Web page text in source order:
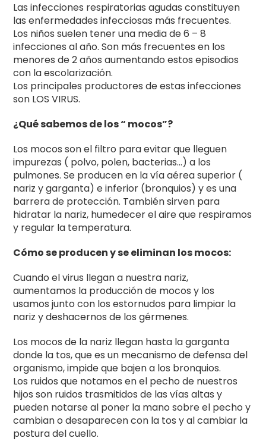
Las infecciones respiratorias agudas constituyen
las enfermedades infecciosas más frecuentes.
Los niños suelen tener una media de 6 – 8
infecciones al año. Son más frecuentes en los
menores de 2 años aumentando estos episodios
con la escolarización.
Los principales productores de estas infecciones
son LOS VIRUS.
¿Qué sabemos de los “ mocos”?
Los mocos son el filtro para evitar que lleguen
impurezas ( polvo, polen, bacterias…) a los
pulmones. Se producen en la vía aérea superior (
nariz y garganta) e inferior (bronquios) y es una
barrera de protección. También sirven para
hidratar la nariz, humedecer el aire que respiramos
y regular la temperatura.
Cómo se producen y se eliminan los mocos:
Cuando el virus llegan a nuestra nariz,
aumentamos la producción de mocos y los
usamos junto con los estornudos para limpiar la
nariz y deshacernos de los gérmenes.
Los mocos de la nariz llegan hasta la garganta
donde la tos, que es un mecanismo de defensa del
organismo, impide que bajen a los bronquios.
Los ruidos que notamos en el pecho de nuestros
hijos son ruidos trasmitidos de las vías altas y
pueden notarse al poner la mano sobre el pecho y
cambian o desaparecen con la tos y al cambiar la
postura del cuello.